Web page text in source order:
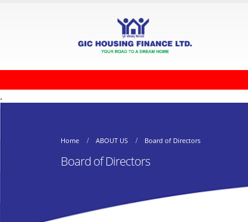
.
Home ABOUT US Board of Directors
Board of Directors